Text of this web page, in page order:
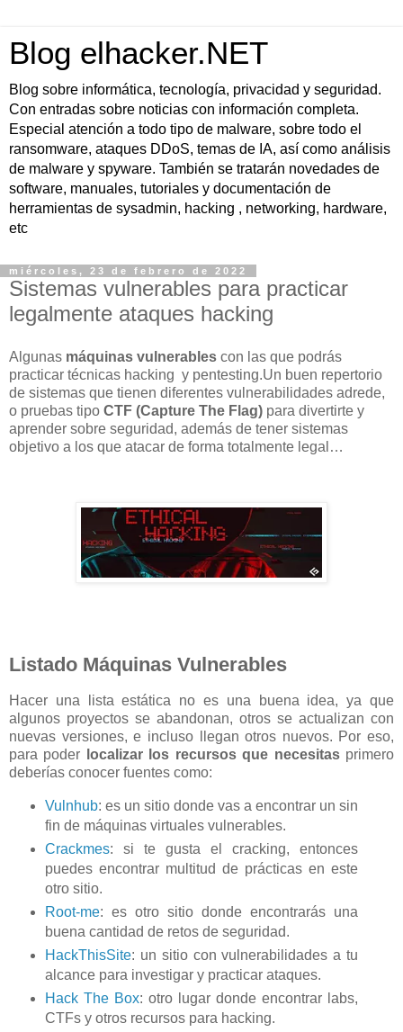
Blog elhacker.NET
Blog sobre informática, tecnología, privacidad y seguridad.
Con entradas sobre noticias con información completa.
Especial atención a todo tipo de malware, sobre todo el
ransomware, ataques DDoS, temas de IA, así como análisis
de malware y spyware. También se tratarán novedades de
software, manuales, tutoriales y documentación de
herramientas de sysadmin, hacking , networking, hardware,
etc
miércoles, 23 de febrero de 2022
Sistemas vulnerables para practicar
legalmente ataques hacking
Algunas máquinas vulnerables con las que podrás
practicar técnicas hacking y pentesting.Un buen repertorio
de sistemas que tienen diferentes vulnerabilidades adrede,
o pruebas tipo CTF (Capture The Flag) para divertirte y
aprender sobre seguridad, además de tener sistemas
objetivo a los que atacar de forma totalmente legal…
Listado Máquinas Vulnerables
Hacer una lista estática no es una buena idea, ya que
algunos proyectos se abandonan, otros se actualizan con
nuevas versiones, e incluso llegan otros nuevos. Por eso,
para poder
localizar los recursos que necesitasprimero
deberías conocer fuentes como:
Vulnhub: es un sitio donde vas a encontrar un sin
fin de máquinas virtuales vulnerables.
Crackmes: si te gusta el cracking, entonces
puedes encontrar multitud de prácticas en este
otro sitio.
Root-me: es otro sitio donde encontrarás una
buena cantidad de retos de seguridad.
HackThisSite: un sitio con vulnerabilidades a tu
alcance para investigar y practicar ataques.
Hack The Box: otro lugar donde encontrar labs,
CTFs y otros recursos para hacking.